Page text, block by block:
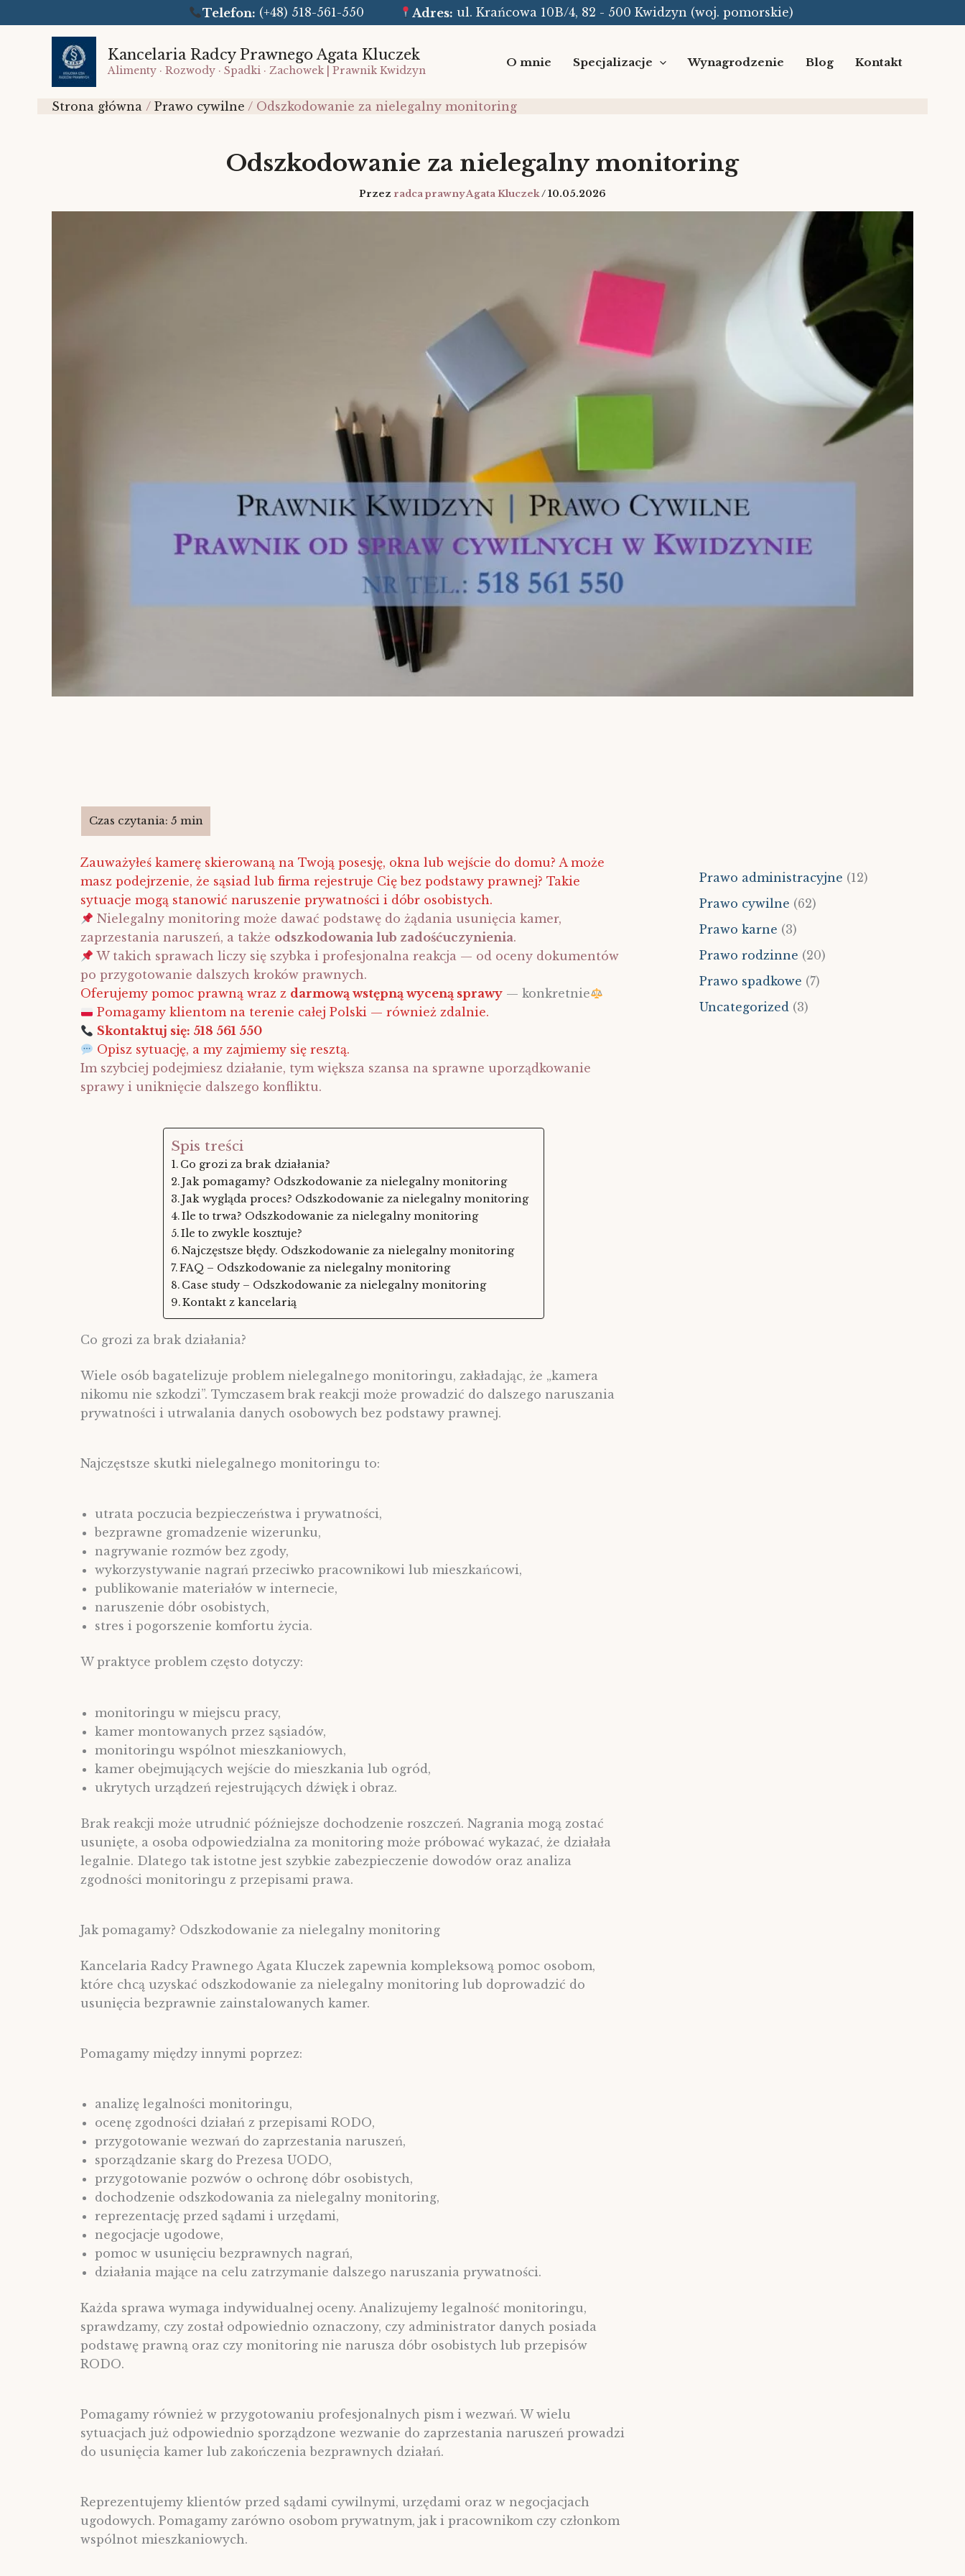
Telefon: (+48) 518-561-550 Adres: ul. Krańcowa 10B/4, 82 - 500 Kwidzyn (woj. pomorskie)
Kancelaria Radcy Prawnego Agata Kluczek
Alimenty · Rozwody · Spadki · Zachowek | Prawnik Kwidzyn
O mnie Specjalizacje Wynagrodzenie Blog Kontakt
Strona główna Prawo cywilne Odszkodowanie za nielegalny monitoring
Odszkodowanie za nielegalny monitoring
Przez radca prawny Agata Kluczek/10.05.2026
Zauważyłeś kamerę skierowaną na Twoją posesję, okna lub wejście do domu? A może
masz podejrzenie, że sąsiad lub firma rejestruje Cię bez podstawy prawnej? Takie
sytuacje mogą stanowić naruszenie prywatności i dóbr osobistych.
Nielegalny monitoring może dawać podstawę do żądania usunięcia kamer,
zaprzestania naruszeń, a także odszkodowania lub zadośćuczynienia.
W takich sprawach liczy się szybka i profesjonalna reakcja — od oceny dokumentów
po przygotowanie dalszych kroków prawnych.
Oferujemy pomoc prawną wraz z darmową wstępną wyceną sprawy — konkretnie
Pomagamy klientom na terenie całej Polski — również zdalnie.
Skontaktuj się: 518 561 550
Opisz sytuację, a my zajmiemy się resztą.
Im szybciej podejmiesz działanie, tym większa szansa na sprawne uporządkowanie
sprawy i uniknięcie dalszego konfliktu.
Spis treści
Co grozi za brak działania?
Jak pomagamy? Odszkodowanie za nielegalny monitoring
Jak wygląda proces? Odszkodowanie za nielegalny monitoring
Ile to trwa? Odszkodowanie za nielegalny monitoring
Ile to zwykle kosztuje?
Najczęstsze błędy. Odszkodowanie za nielegalny monitoring
FAQ – Odszkodowanie za nielegalny monitoring
Case study – Odszkodowanie za nielegalny monitoring
Kontakt z kancelarią
Co grozi za brak działania?
Wiele osób bagatelizuje problem nielegalnego monitoringu, zakładając, że „kamera
nikomu nie szkodzi”. Tymczasem brak reakcji może prowadzić do dalszego naruszania
prywatności i utrwalania danych osobowych bez podstawy prawnej.
Najczęstsze skutki nielegalnego monitoringu to:
utrata poczucia bezpieczeństwa i prywatności,
bezprawne gromadzenie wizerunku,
nagrywanie rozmów bez zgody,
wykorzystywanie nagrań przeciwko pracownikowi lub mieszkańcowi,
publikowanie materiałów w internecie,
naruszenie dóbr osobistych,
stres i pogorszenie komfortu życia.
W praktyce problem często dotyczy:
monitoringu w miejscu pracy,
kamer montowanych przez sąsiadów,
monitoringu wspólnot mieszkaniowych,
kamer obejmujących wejście do mieszkania lub ogród,
ukrytych urządzeń rejestrujących dźwięk i obraz.
Brak reakcji może utrudnić późniejsze dochodzenie roszczeń. Nagrania mogą zostać
usunięte, a osoba odpowiedzialna za monitoring może próbować wykazać, że działała
legalnie. Dlatego tak istotne jest szybkie zabezpieczenie dowodów oraz analiza
zgodności monitoringu z przepisami prawa.
Jak pomagamy? Odszkodowanie za nielegalny monitoring
Kancelaria Radcy Prawnego Agata Kluczek zapewnia kompleksową pomoc osobom,
które chcą uzyskać odszkodowanie za nielegalny monitoring lub doprowadzić do
usunięcia bezprawnie zainstalowanych kamer.
Pomagamy między innymi poprzez:
analizę legalności monitoringu,
ocenę zgodności działań z przepisami RODO,
przygotowanie wezwań do zaprzestania naruszeń,
sporządzanie skarg do Prezesa UODO,
przygotowanie pozwów o ochronę dóbr osobistych,
dochodzenie odszkodowania za nielegalny monitoring,
reprezentację przed sądami i urzędami,
negocjacje ugodowe,
pomoc w usunięciu bezprawnych nagrań,
działania mające na celu zatrzymanie dalszego naruszania prywatności.
Każda sprawa wymaga indywidualnej oceny. Analizujemy legalność monitoringu,
sprawdzamy, czy został odpowiednio oznaczony, czy administrator danych posiada
podstawę prawną oraz czy monitoring nie narusza dóbr osobistych lub przepisów
RODO.
Pomagamy również w przygotowaniu profesjonalnych pism i wezwań. W wielu
sytuacjach już odpowiednio sporządzone wezwanie do zaprzestania naruszeń prowadzi
do usunięcia kamer lub zakończenia bezprawnych działań.
Reprezentujemy klientów przed sądami cywilnymi, urzędami oraz w negocjacjach
ugodowych. Pomagamy zarówno osobom prywatnym, jak i pracownikom czy członkom
wspólnot mieszkaniowych.
Prawo administracyjne (12)
Prawo cywilne (62)
Prawo karne (3)
Prawo rodzinne (20)
Prawo spadkowe (7)
Uncategorized (3)